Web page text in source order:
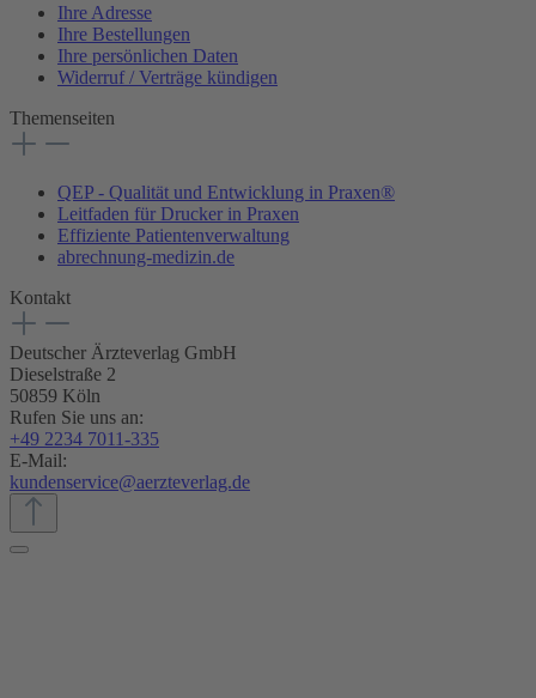
Ihre Adresse
Ihre Bestellungen
Ihre persönlichen Daten
Widerruf / Verträge kündigen
Themenseiten
QEP - Qualität und Entwicklung in Praxen®
Leitfaden für Drucker in Praxen
Effiziente Patientenverwaltung
abrechnung-medizin.de
Kontakt
Deutscher Ärzteverlag GmbH
Dieselstraße 2
50859 Köln
Rufen Sie uns an:
+49 2234 7011-335
E-Mail:
kundenservice@aerzteverlag.de